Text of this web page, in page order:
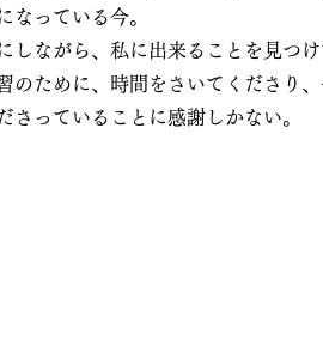
なっている今。
しながら、私に出来ることを見つ
のために、時間をさいてくださり
さっていることに感謝しかない。